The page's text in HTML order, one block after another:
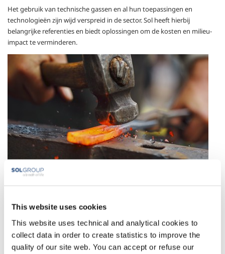
This website uses cookies
This website uses technical and analytical cookies to
collect data in order to create statistics to improve the
quality of our site web. You can accept or refuse our
Het gebruik van technische gassen en al hun toepassingen en
technologieën zijn wijd verspreid in de sector. Sol heeft hierbij
belangrijke referenties en biedt oplossingen om de kosten en milieu-
impact te verminderen.
Applications and Technologies
Ontgassen en poreuze pluggen
Voorverwarming en temperatuurcontrole
Inertisatie